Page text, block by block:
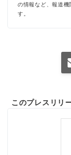
の情報など、報道機
す。
このプレスリリ